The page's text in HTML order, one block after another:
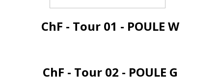
ChF - Tour 01 - POULE W
ChF - Tour 02 - POULE G